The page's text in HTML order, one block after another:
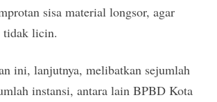
sisa material longsor, agar
tidak licin.
ini, lanjutnya, melibatkan sejumlah
instansi, antara lain BPBD Kota